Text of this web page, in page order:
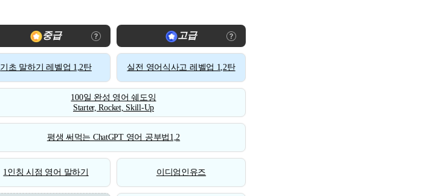
중급 고급
기초 말하기 레벨업 1,2탄 실전 영어식사고 레벨업 1,2탄
100일 완성 영어 쉐도잉
Starter, Rocket, Skill-Up
평생 써먹는 ChatGPT 영어 공부법1,2
1인칭 시점 영어 말하기 이디엄인유즈